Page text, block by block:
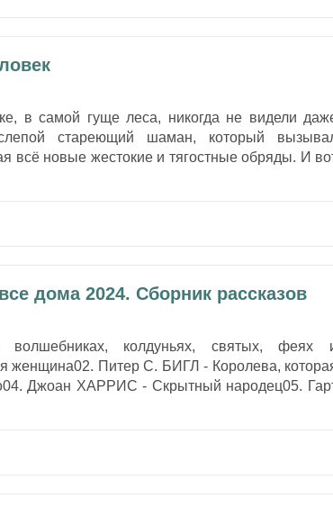
в самой гуще леса, никогда не видели
стареющий шаман, который
всё новые жестокие и тягостные обряды. И
дома 2024. Сборник рассказов
волшебниках, колдуньях, святых, феях
женщина02. Питер С. БИГЛ - Королева,
Джоан ХАРРИС - Скрытный народец05.